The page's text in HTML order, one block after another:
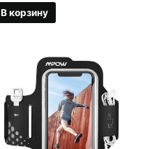
В корзину